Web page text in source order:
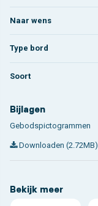
Naar wens
Type bord
Soort
Bijlagen
Gebodspictogrammen
Downloaden (2.72MB)
Bekijk meer